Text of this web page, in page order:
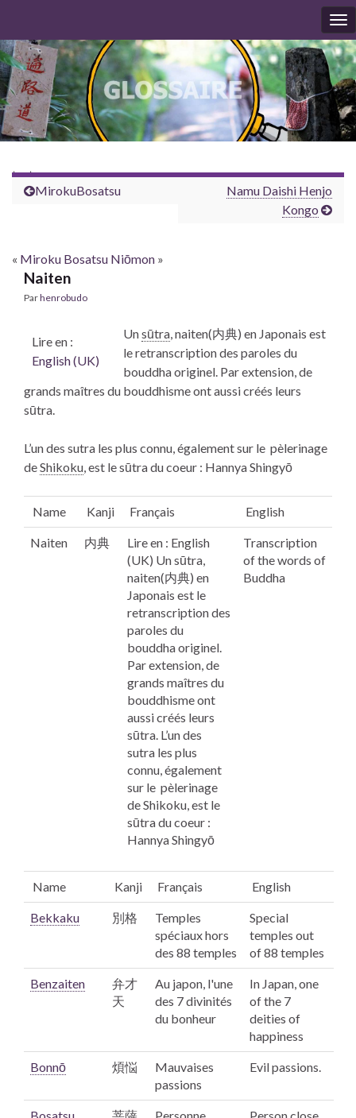
test
MirokuBosatsu Namu Daishi Henjo
Kongo
« Miroku Bosatsu Niōmon »
Naiten
Parhenrobudo
Lire en :
English (UK)
Unsūtra,naiten(内典) en Japonais est
le retranscription des paroles du
bouddha originel. Par extension, de
grands maîtres du bouddhisme ont aussi créés leurs
sūtra.
L’un des sutra les plus connu, également sur le pèlerinage
deShikoku,est le sūtra du coeur : Hannya Shingyō
Name Kanji Français English
Naiten 内典
Lire en : English
(UK) Unsūtra,
naiten(内典) en
Japonais est le
retranscription des
paroles du
bouddha originel.
Par extension, de
grands maîtres du
bouddhisme ont
aussi créés leurs
sūtra. L’un des
sutra les plus
connu, également
sur le pèlerinage
deShikoku,est le
sūtra du coeur :
Hannya Shingyō
Transcription
of the words of
Buddha
Name Kanji Français English
Bekkaku 別格
Temples
spéciaux hors
des 88 temples
Special
temples out
of 88 temples
Benzaiten
弁才
天
Au japon, l'une
des 7 divinités
du bonheur
In Japan, one
of the 7
deities of
happiness
Bonnō 煩悩
Mauvaises
passions
Evil passions.